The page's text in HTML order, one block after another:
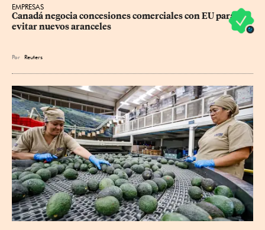
EMPRESAS
Canadá negocia concesiones comerciales con EU para
evitar nuevos aranceles
Por Reuters